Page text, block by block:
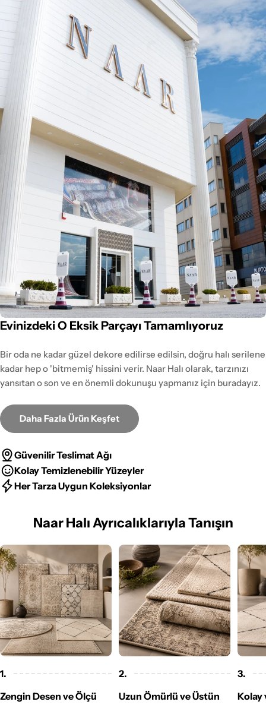
Evinizdeki O Eksik Parçayı Tamamlıyoruz
Bir oda ne kadar güzel dekore edilirse edilsin, doğru halı serilene
kadar hep o 'bitmemiş' hissini verir. Naar Halı olarak, tarzınızı
yansıtan o son ve en önemli dokunuşu yapmanız için buradayız.
Daha Fazla Ürün Keşfet
Güvenilir Teslimat Ağı
Kolay Temizlenebilir Yüzeyler
Her Tarza Uygun Koleksiyonlar
Naar Halı Ayrıcalıklarıyla Tanışın
1.
Zengin Desen ve Ölçü
2.
Uzun Ömürlü ve Üstün
3.
Kolay